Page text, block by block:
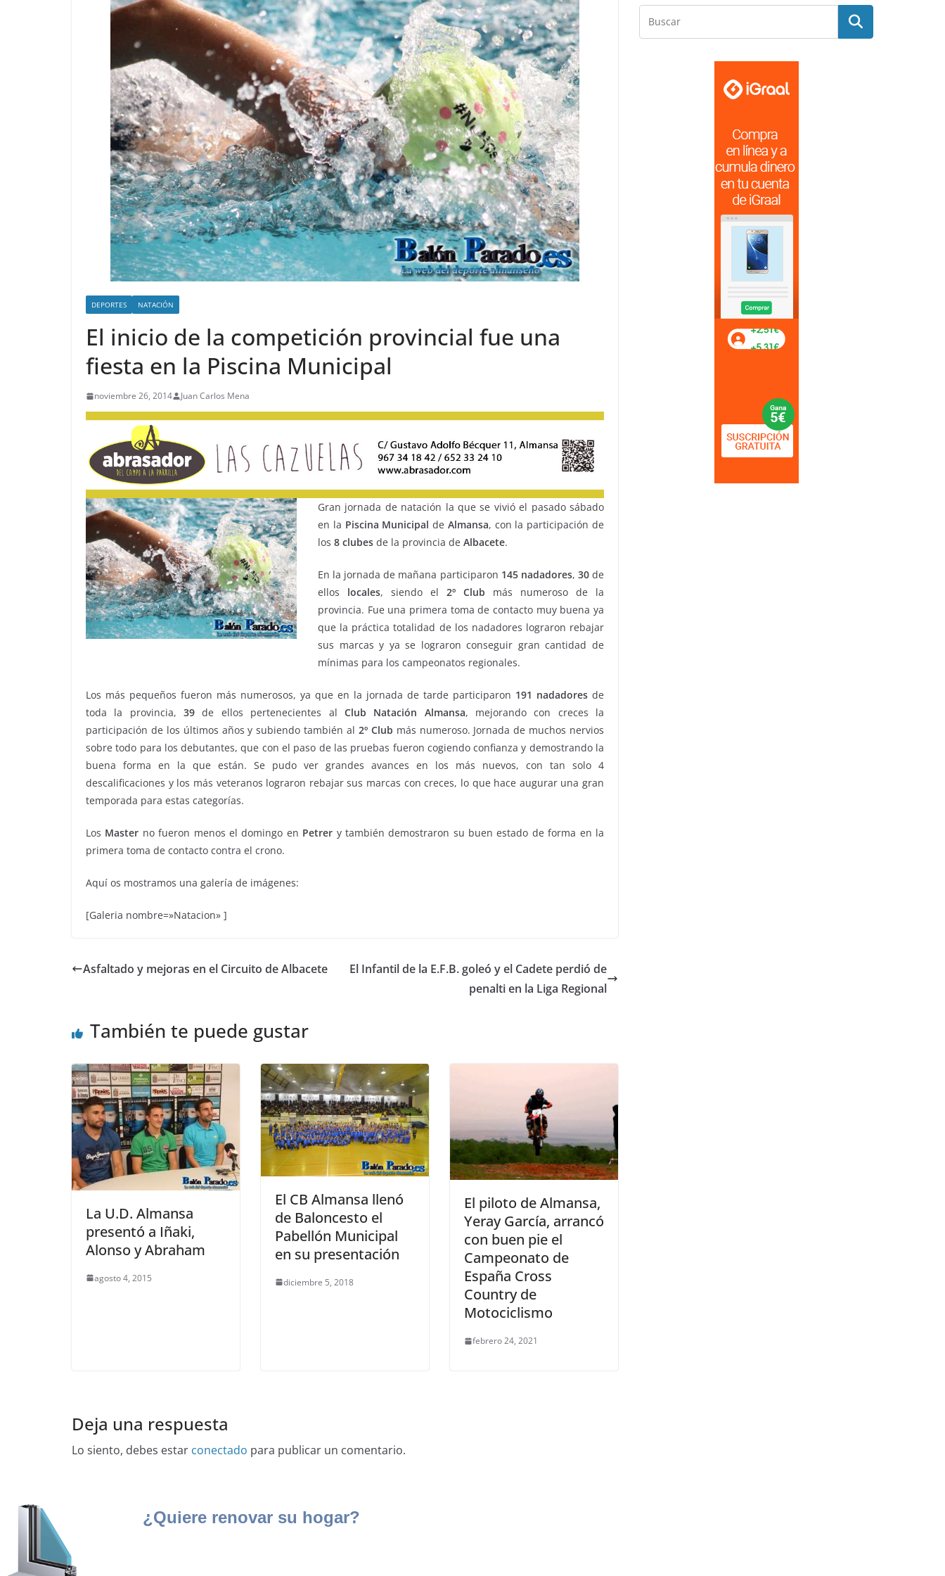
DEPORTES NATACIÓN
El inicio de la competición provincial fue una
fiesta en la Piscina Municipal
noviembre 26, 2014 Juan Carlos Mena
Gran jornada de natación la que se vivió el pasado sábado
en la Piscina Municipal de Almansa, con la participación de
los 8 clubes de la provincia de Albacete.
En la jornada de mañana participaron 145 nadadores, 30de
ellos locales, siendo el 2º Club más numeroso de la
provincia. Fue una primera toma de contacto muy buena ya
que la práctica totalidad de los nadadores lograron rebajar
sus marcas y ya se lograron conseguir gran cantidad de
mínimas para los campeonatos regionales.
Los más pequeños fueron más numerosos, ya que en la jornada de tarde participaron 191 nadadores de
toda la provincia,39 de ellos pertenecientes al Club Natación Almansa, mejorando con creces la
participación de los últimos años y subiendo también al 2º Club más numeroso. Jornada de muchos nervios
sobre todo para los debutantes, que con el paso de las pruebas fueron cogiendo confianza y demostrando la
buena forma en la que están. Se pudo ver grandes avances en los más nuevos, con tan solo 4
descalificaciones y los más veteranos lograron rebajar sus marcas con creces, lo que hace augurar una gran
temporada para estas categorías.
Los Master no fueron menos el domingo en Petrer y también demostraron su buen estado de forma en la
primera toma de contacto contra el crono.
Aquí os mostramos una galería de imágenes:
[Galeria nombre=»Natacion» ]
Asfaltado y mejoras en el Circuito de Albacete
El Infantil de la E.F.B. goleó y el Cadete perdió de
penalti en la Liga Regional
También te puede gustar
La U.D. Almansa
presentó a Iñaki,
Alonso y Abraham
agosto 4, 2015
El CB Almansa llenó
de Baloncesto el
Pabellón Municipal
en su presentación
diciembre 5, 2018
El piloto de Almansa,
Yeray García, arrancó
con buen pie el
Campeonato de
España Cross
Country de
Motociclismo
febrero 24, 2021
Deja una respuesta
Lo siento, debes estar conectado para publicar un comentario.